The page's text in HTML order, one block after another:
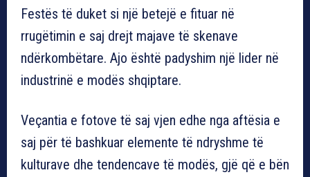
Festës të duket si një betejë e fituar në
rrugëtimin e saj drejt majave të skenave
ndërkombëtare. Ajo është padyshim një lider në
industrinë e modës shqiptare.
Veçantia e fotove të saj vjen edhe nga aftësia e
saj për të bashkuar elemente të ndryshme të
kulturave dhe tendencave të modës, gjë që e bën